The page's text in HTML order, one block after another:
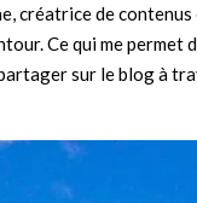
créatrice de
Ce qui me permet
sur le blog à